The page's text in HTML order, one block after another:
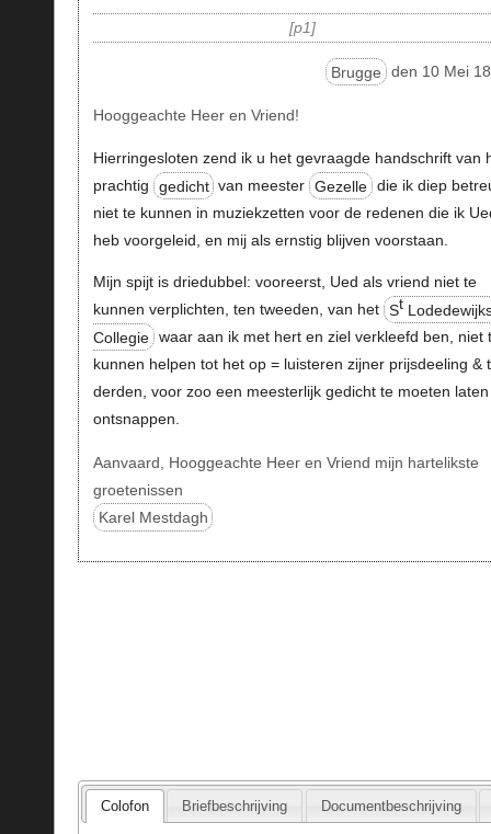
p1
Brugge den 10 Mei
Hooggeachte Heer en Vriend!
Hierringesloten zend ik u het gevraagde handschrift van
prachtig
gedicht van meester Gezelle die ik diep
niet te kunnen in muziekzetten voor de redenen die ik
heb voorgeleid, en mij als ernstig blijven voorstaan.
Mijn spijt is driedubbel: vooreerst, Ued als vriend niet te
kunnen verplichten, ten tweeden, van het St
Collegie waar aan ik met hert en ziel verkleefd ben, niet
kunnen helpen tot het op = luisteren zijner prijsdeeling &
derden, voor zoo een meesterlijk gedicht te moeten laten
ontsnappen.
Aanvaard, Hooggeachte Heer en Vriend mijn hartelikste
groetenissen
Karel Mestdagh
Colofon Briefbeschrijving Documentbeschrijving